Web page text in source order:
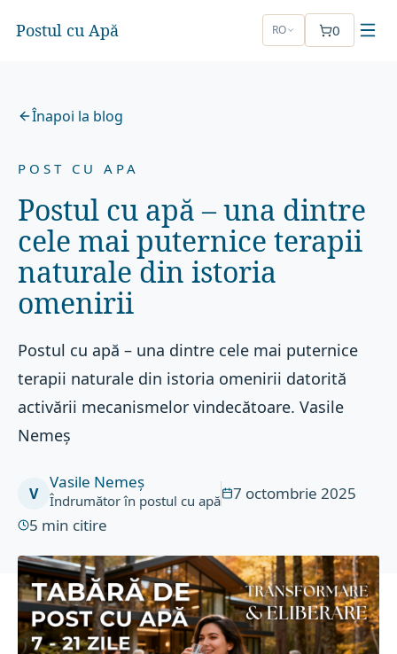
Postul cu Apă RO 0
Înapoi la blog
POST CU APA
Postul cu apă – una dintre
cele mai puternice terapii
naturale din istoria
omenirii
Postul cu apă – una dintre cele mai puternice
terapii naturale din istoria omenirii datorită
activării mecanismelor vindecătoare. Vasile
Nemeș
V
Vasile Nemeș
Îndrumător în postul cu apă
7 octombrie 2025
5 min citire